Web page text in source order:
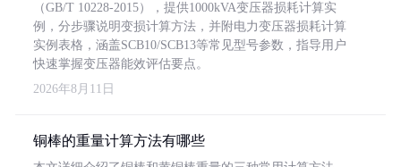
（GB/T 10228-2015），提供1000kVA变压器损耗计算实
例，分步骤说明变损计算方法，并附电力变压器损耗计算
实例表格，涵盖SCB10/SCB13等常见型号参数，指导用户
快速掌握变压器能效评估要点。
2026年8月11日
铜棒的重量计算方法有哪些